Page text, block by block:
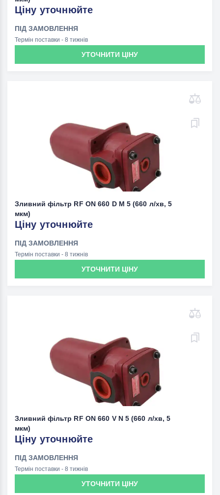
Ціну уточнюйте
ПІД ЗАМОВЛЕННЯ
Термін поставки - 8 тижнів
УТОЧНИТИ ЦІНУ
Зливний фільтр RF ON 660 D M 5 (660 л/хв, 5
мкм)
Ціну уточнюйте
ПІД ЗАМОВЛЕННЯ
Термін поставки - 8 тижнів
УТОЧНИТИ ЦІНУ
Зливний фільтр RF ON 660 V N 5 (660 л/хв, 5
мкм)
Ціну уточнюйте
ПІД ЗАМОВЛЕННЯ
Термін поставки - 8 тижнів
УТОЧНИТИ ЦІНУ